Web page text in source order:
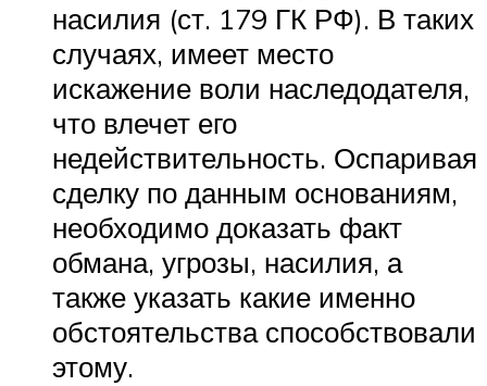
насилия (ст. 179 ГК РФ). В таких
случаях, имеет место
искажение воли наследодателя,
что влечет его
недействительность. Оспаривая
сделку по данным основаниям,
необходимо доказать факт
обмана, угрозы, насилия, а
также указать какие именно
обстоятельства способствовали
этому.